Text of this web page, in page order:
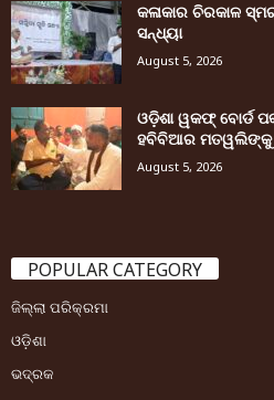
କଳାକାର ଚିରକାଳ
ସନ୍ଧ୍ୟା
August 5, 2026
ଓଡ଼ିଶା ୱକଫ୍ ବୋର୍ଡ
ହବିବିଆର ମତୱଲିଙ୍କୁ
August 5, 2026
POPULAR CATEGORY
ଜିଲ୍ଲା ପରିକ୍ରମା
ଓଡ଼ିଶା
ଭଦ୍ରକ